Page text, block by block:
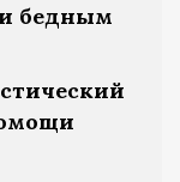
бедным